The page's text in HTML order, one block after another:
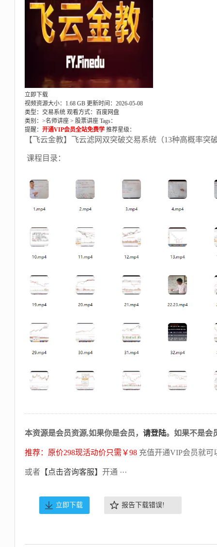
立即下载
视频资源大小：1.68 GB 更新时间：2026-05-08
类型：交易系统 观看方式：百度网盘
类别：>名师讲座 > 股票讲座 Tags：
提醒： 开通VIP会员全站免费学 推荐星级：
【飞云金教】飞云滤网双突破交易系统（13种高概率突
课程目录：
本资源是会员资源,如果你是会员， 请登陆。如果不是会
推荐：原价298现活动价只需￥98 充值开通VIP会员就可
或者 【点击咨询客服】 开通 ···
立即下载 报告下载错误!